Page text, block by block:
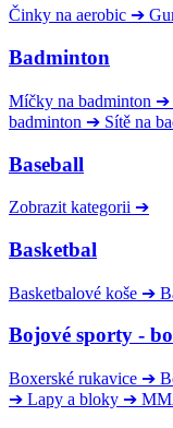
Činky na aerobic ➔
Badminton
Míčky na badminton ➔
badminton ➔ Sítě na
Baseball
Zobrazit kategorii ➔
Basketbal
Basketbalové koše ➔
Bojové sporty -
Boxerské rukavice ➔
➔ Lapy a bloky ➔